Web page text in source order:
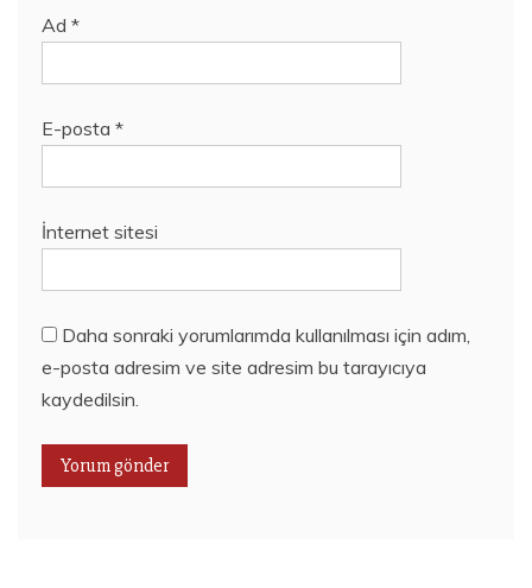
Ad *
E-posta *
İnternet sitesi
Daha sonraki yorumlarımda kullanılması için adım,
e-posta adresim ve site adresim bu tarayıcıya
kaydedilsin.